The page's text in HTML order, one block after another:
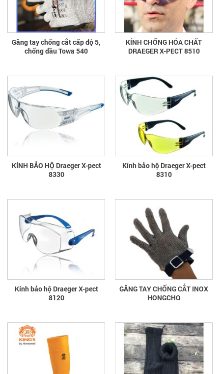
Găng tay chống cắt cấp độ 5,
chống dầu Towa 540
KÍNH CHỐNG HÓA CHẤT
DRAEGER X-PECT 8510
KÍNH BẢO HỘ Draeger X-pect
8330
Kính bảo hộ Draeger X-pect
8310
Kính bảo hộ Draeger X-pect
8120
GĂNG TAY CHỐNG CẮT INOX
HONGCHO